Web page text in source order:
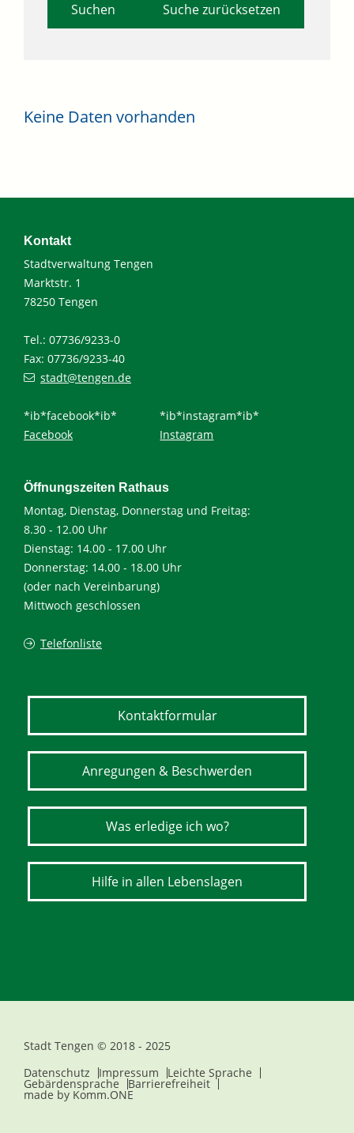
Suche zurücksetzen
Keine Daten vorhanden
Kontakt
Stadtverwaltung Tengen
Marktstr. 1
78250 Tengen
Tel.: 07736/9233-0
Fax: 07736/9233-40
stadt@tengen.de
*ib*facebook*ib*
Facebook
*ib*instagram*ib*
Instagram
Öffnungszeiten Rathaus
Montag, Dienstag, Donnerstag und Freitag:
8.30 - 12.00 Uhr
Dienstag: 14.00 - 17.00 Uhr
Donnerstag: 14.00 - 18.00 Uhr
(oder nach Vereinbarung)
Mittwoch geschlossen
Telefonliste
Kontaktformular
Anregungen & Beschwerden
Was erledige ich wo?
Hilfe in allen Lebenslagen
Stadt Tengen © 2018 - 2025
Datenschutz
Impressum Leichte Sprache
Gebärdensprache Barrierefreiheit
made by Komm.ONE